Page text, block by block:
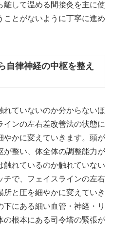
離して温める間接灸を主に使
ことがないように丁寧に進め
律神経の中枢を整え
ていないのか分からないほ
インの左右差改善法の状態に
やかに変えていきます。頭が
が整い、体全体の調整能力が
触れているのか触れていない
チで、フェイスラインの左右
と圧を細やかに変えていき
にある細い血管・神経・リ
の根本にある司令塔の緊張が